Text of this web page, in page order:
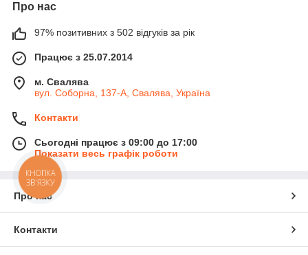
Про нас
97% позитивних з 502 відгуків за рік
Працює з 25.07.2014
м. Свалява
вул. Соборна, 137-А, Свалява, Україна
Контакти
Сьогодні працює з 09:00 до 17:00
Показати весь графік роботи
Про нас
Контакти
КНОПКА
ЗВ'ЯЗКУ